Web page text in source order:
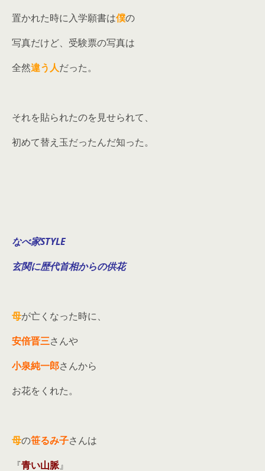
置かれた時に入学願書は僕の
写真だけど、受験票の写真は
全然違う人だった。
それを貼られたのを見せられて、
初めて替え玉だったんだ知った。
なべ家STYLE
玄関に歴代首相からの供花
母が亡くなった時に、
安倍晋三さんや
小泉純一郎さんから
お花をくれた。
母の笹るみ子さんは
『青い山脈』